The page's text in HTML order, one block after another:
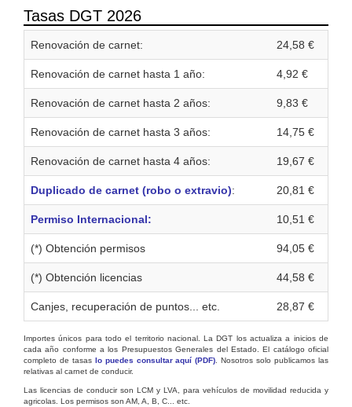
Tasas DGT 2026
Renovación de carnet: 24,58 €
Renovación de carnet hasta 1 año: 4,92 €
Renovación de carnet hasta 2 años: 9,83 €
Renovación de carnet hasta 3 años: 14,75 €
Renovación de carnet hasta 4 años: 19,67 €
Duplicado de carnet (robo o extravio): 20,81 €
Permiso Internacional: 10,51 €
(*) Obtención permisos 94,05 €
(*) Obtención licencias 44,58 €
Canjes, recuperación de puntos... etc. 28,87 €
Importes únicos para todo el territorio nacional. La DGT los actualiza a inicios de
cada año conforme a los Presupuestos Generales del Estado. El catálogo oficial
completo de tasas lo puedes consultar aquí (PDF) . Nosotros solo publicamos las
relativas al carnet de conducir.
Las licencias de conducir son LCM y LVA, para vehículos de movilidad reducida y
agricolas. Los permisos son AM, A, B, C... etc.